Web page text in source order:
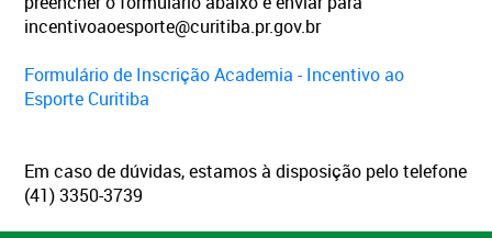
incentivoaoesporte@curitiba.pr.gov.br
Formulário de Inscrição Academia - Incentivo ao
Esporte Curitiba
Em caso de dúvidas, estamos à disposição pelo telefone
(41) 3350-3739